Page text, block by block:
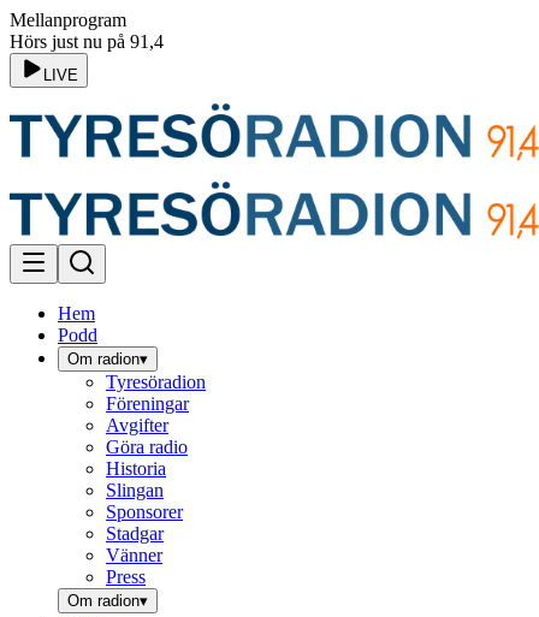
Mellanprogram
Hörs just nu på 91,4
LIVE
Hem
Podd
Om radion▾
Tyresöradion
Föreningar
Avgifter
Göra radio
Historia
Slingan
Sponsorer
Stadgar
Vänner
Press
Om radion▾